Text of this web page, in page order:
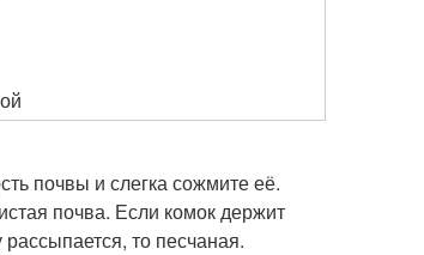
почвы и слегка сожмите её.
почва. Если комок держит
то песчаная.